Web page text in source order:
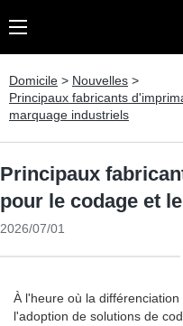
Domicile > Nouvelles >
Principaux fabricants
marquage industriels
Principaux
pour le codage et
2026/07/01
À l'heure où la
l'adoption de solutions de